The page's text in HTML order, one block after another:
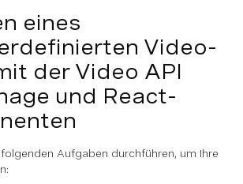
eines
Video-
der Video API
und React-
Aufgaben durchführen, um Ihre